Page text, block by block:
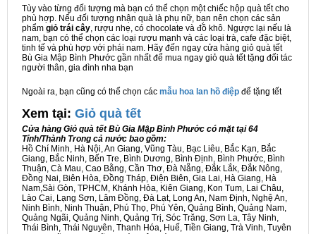
Tùy vào từng đối tượng mà bạn có thể chọn một chiếc hộp quà tết cho
phù hợp. Nếu đối tượng nhận quà là phụ nữ, bạn nên chọn các sản
phẩm giỏ trái cây, rượu nhẹ, có chocolate và đồ khô. Ngược lại nếu là
nam, bạn có thể chọn các loại rượu mạnh và các loại trà, cafe đặc biệt,
tinh tế và phù hợp với phái nam. Hãy đến ngay cửa hàng giỏ quà tết
Bù Gia Mập Bình Phước gần nhất để mua ngay giỏ quà tết tặng đối tác
người thân, gia đình nha bạn
Ngoài ra, bạn cũng có thể chọn các mẫu hoa lan hồ điệp để tặng tết
Xem tại: Giỏ quà tết
Cửa hàng Giỏ quà tết Bù Gia Mập Bình Phước có mặt tại 64
Tỉnh/Thành Trong cả nước bao gồm:
Hồ Chí Minh, Hà Nội, An Giang, Vũng Tàu, Bạc Liêu, Bắc Kạn, Bắc
Giang, Bắc Ninh, Bến Tre, Bình Dương, Bình Định, Bình Phước, Bình
Thuận, Cà Mau, Cao Bằng, Cần Thơ, Đà Nẵng, Đắk Lắk, Đắk Nông,
Đồng Nai, Biên Hòa, Đồng Tháp, Điện Biên, Gia Lai, Hà Giang, Hà
Nam,Sài Gòn, TPHCM, Khánh Hòa, Kiên Giang, Kon Tum, Lai Châu,
Lào Cai, Lạng Sơn, Lâm Đồng, Đà Lạt, Long An, Nam Định, Nghệ An,
Ninh Bình, Ninh Thuận, Phú Thọ, Phú Yên, Quảng Bình, Quảng Nam,
Quảng Ngãi, Quảng Ninh, Quảng Trị, Sóc Trăng, Sơn La, Tây Ninh,
Thái Bình, Thái Nguyên, Thanh Hóa, Huế, Tiền Giang, Trà Vinh, Tuyên